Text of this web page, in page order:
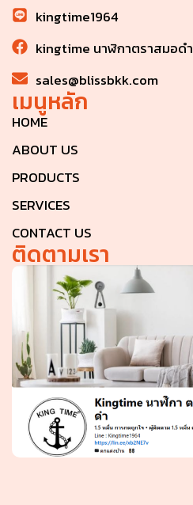
kingtime1964
kingtime นาฬิกาตราสมอดำ
sales@blissbkk.com
เมนูหลัก
HOME
ABOUT US
PRODUCTS
SERVICES
CONTACT US
ติดตามเรา